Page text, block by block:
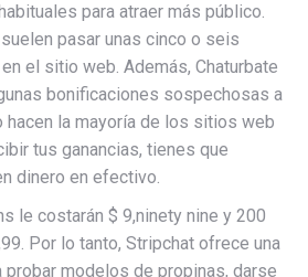
para atraer más público.
pasar unas cinco o seis
el sitio web. Además, Chaturbate
bonificaciones sospechosas a
la mayoría de los sitios web
tus ganancias, tienes que
dinero en efectivo.
le costarán $ 9,ninety nine y 200
Por lo tanto, Stripchat ofrece una
probar modelos de propinas, darse